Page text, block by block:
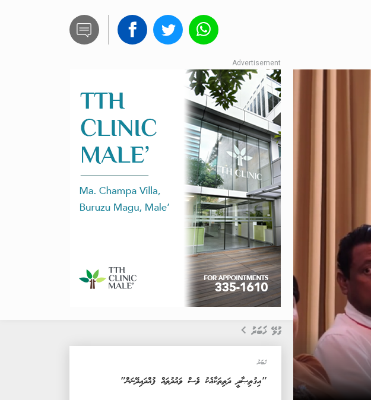
ގުޅޭ ޚަބަރު
ޚަބަރު
"އިގުތިޞާދީ ދަތިތަކާއެކު ވެސް ވައުދުތައް ފުއްދައިދޭނަން"